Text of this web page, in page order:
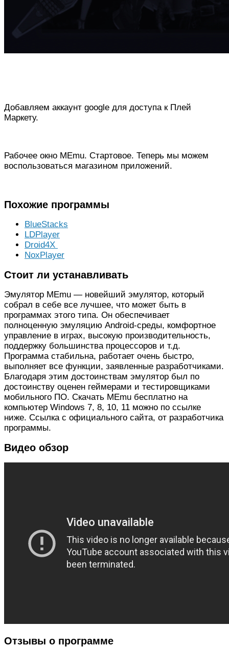
Добавляем аккаунт google для доступа к Плей
Маркету.
Рабочее окно MEmu. Стартовое. Теперь мы можем
воспользоваться магазином приложений.
Похожие программы
BlueStacks
LDPlayer
Droid4X
NoxPlayer
Стоит ли устанавливать
Эмулятор MEmu — новейший эмулятор, который
собрал в себе все лучшее, что может быть в
программах этого типа. Он обеспечивает
полноценную эмуляцию Android-среды, комфортное
управление в играх, высокую производительность,
поддержку большинства процессоров и т.д.
Программа стабильна, работает очень быстро,
выполняет все функции, заявленные разработчиками.
Благодаря этим достоинствам эмулятор был по
достоинству оценен геймерами и тестировщиками
мобильного ПО. Скачать MEmu бесплатно на
компьютер Windows 7, 8, 10, 11 можно по ссылке
ниже. Ссылка с официального сайта, от разработчика
программы.
Видео обзор
Отзывы о программе